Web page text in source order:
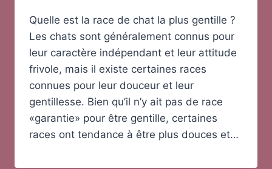
Quelle est la race de chat la plus gentille ?
Les chats sont généralement connus pour
leur caractère indépendant et leur attitude
frivole, mais il existe certaines races
connues pour leur douceur et leur
gentillesse. Bien qu’il n’y ait pas de race
«garantie» pour être gentille, certaines
races ont tendance à être plus douces et…